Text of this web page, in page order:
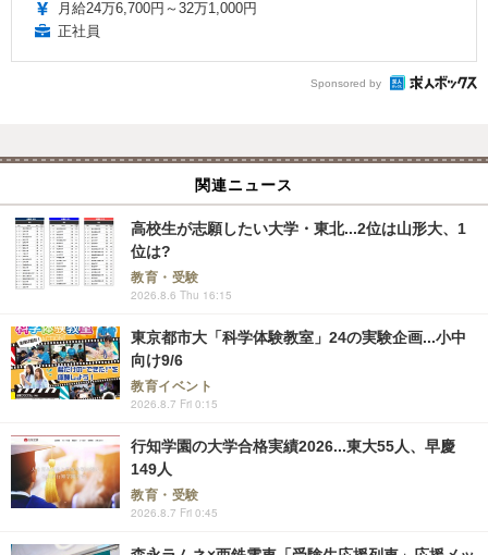
月給24万6,700円～32万1,000円
正社員
Sponsored by
関連ニュース
高校生が志願したい大学・東北...2位は山形大、1
位は?
教育・受験
2026.8.6 Thu 16:15
東京都市大「科学体験教室」24の実験企画...小中
向け9/6
教育イベント
2026.8.7 Fri 0:15
行知学園の大学合格実績2026...東大55人、早慶
149人
教育・受験
2026.8.7 Fri 0:45